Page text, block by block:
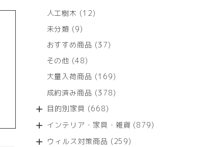
人工樹木
1212
商
未分類 99
の
商
おすすめ商品 3737
商
その他 4848
の
商
大量入荷商品 169169
の
成約済み商品 378378
商
目的別家具 668668
の
商
インテリア・家具・雑貨 879879
ウィルス対策商品 259259